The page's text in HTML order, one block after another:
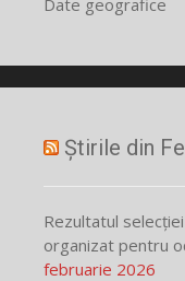
Știrile din
Rezultatul
organizat pentru
februarie 2026